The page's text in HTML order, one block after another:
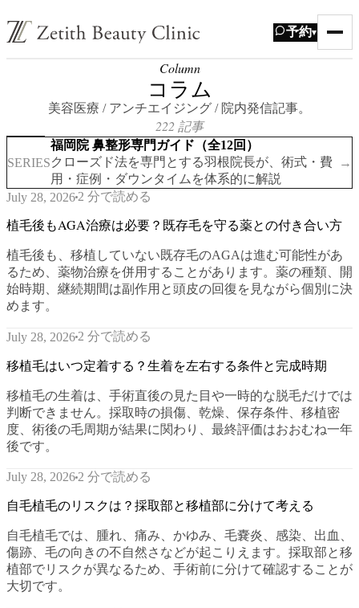
予約▾
Column
コラム
美容医療 / アンチエイジング / 院内発信記事。
222 記事
SERIES
福岡院 鼻整形専門ガイド（全12回）
クローズド法を専門とする羽根院長が、術式・費
用・症例・ダウンタイムを体系的に解説
→
July 28, 2026 2 分で読める
植毛後もAGA治療は必要？既存毛を守る薬との付き合い方
植毛後も、移植していない既存毛のAGAは進む可能性があ
るため、薬物治療を併用することがあります。薬の種類、開
始時期、継続期間は副作用と頭皮の回復を見ながら個別に決
めます。
July 28, 2026 2 分で読める
移植毛はいつ定着する？生着を左右する条件と完成時期
移植毛の生着は、手術直後の見た目や一時的な脱毛だけでは
判断できません。採取時の損傷、乾燥、保存条件、移植密
度、術後の毛周期が結果に関わり、最終評価はおおむね一年
後です。
July 28, 2026 2 分で読める
自毛植毛のリスクは？採取部と移植部に分けて考える
自毛植毛では、腫れ、痛み、かゆみ、毛嚢炎、感染、出血、
傷跡、毛の向きの不自然さなどが起こりえます。採取部と移
植部でリスクが異なるため、手術前に分けて確認することが
大切です。